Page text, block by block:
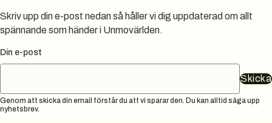
Skriv upp din e-post nedan så håller vi dig uppdaterad om allt
spännande som händer i Unmovärlden.
Din e-post
Skicka
Genom att skicka din email förstår du att vi sparar den. Du kan alltid säga upp
nyhetsbrev.